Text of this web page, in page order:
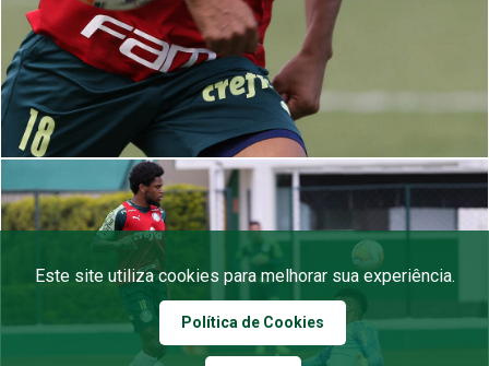
Este site utiliza cookies para melhorar sua experiência.
Política de Cookies